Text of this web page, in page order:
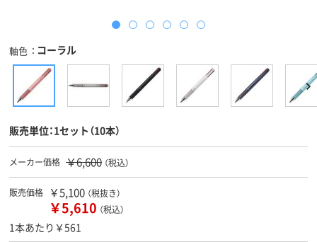
軸色 コーラル
販売単位：1セット（10本）
メーカー価格 ￥6,600 （税込）
販売価格 ￥5,100 （税抜き）
￥5,610 （税込）
1本あたり￥561